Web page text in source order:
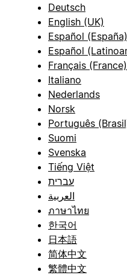
Deutsch
English (UK)
Español (España)
Español
Français (France)
Italiano
Nederlands
Norsk
Português
Suomi
Svenska
Tiếng Việt
עברית
العربية
ภาษาไทย
한국어
日本語
简体中文
繁體中文